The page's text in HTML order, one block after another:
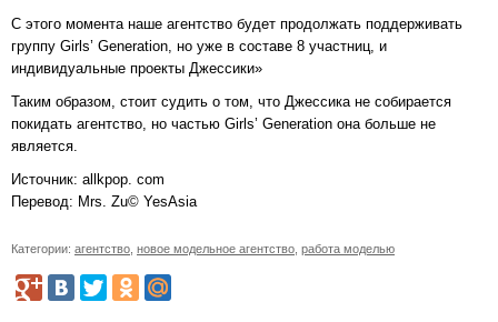
С этого момента наше агентство будет продолжать поддерживать
группу Girls’ Generation, но уже в составе 8 участниц, и
индивидуальные проекты Джессики»
Таким образом, стоит судить о том, что Джессика не собирается
покидать агентство, но частью Girls’ Generation она больше не
является.
Источник: allkpop. com
Перевод: Mrs. Zu© YesАsia
Категории: агентство новое модельное агентство работа моделью